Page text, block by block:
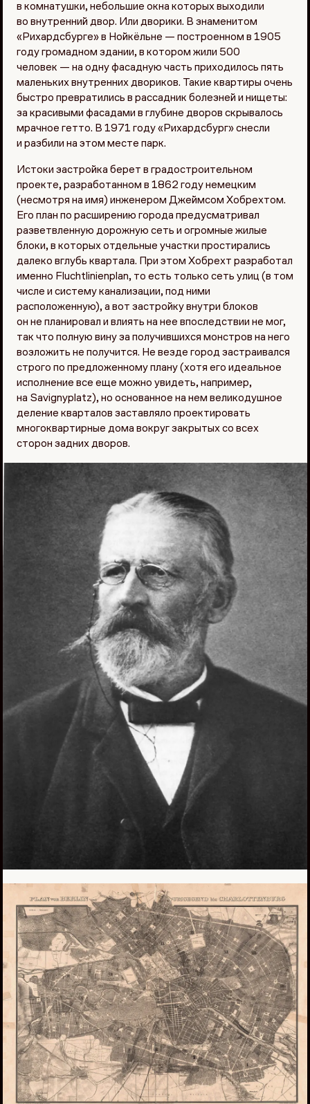
в комнатушки, небольшие окна которых выходили
во внутренний двор. Или дворики. В знаменитом
«Рихардсбурге» в Нойкёльне — построенном в 1905
году громадном здании, в котором жили 500
человек — на одну фасадную часть приходилось пять
маленьких внутренних двориков. Такие квартиры очень
быстро превратились в рассадник болезней и нищеты:
за красивыми фасадами в глубине дворов скрывалось
мрачное гетто. В 1971 году «Рихардсбург» снесли
и разбили на этом месте парк.
Истоки застройка берет в градостроительном
проекте, разработанном в 1862 году немецким
(несмотря на имя) инженером Джеймсом Хобрехтом.
Его план по расширению города предусматривал
разветвленную дорожную сеть и огромные жилые
блоки, в которых отдельные участки простирались
далеко вглубь квартала. При этом Хобрехт разработал
именно Fluchtlinienplan, то есть только сеть улиц (в том
числе и систему канализации, под ними
расположенную), а вот застройку внутри блоков
он не планировал и влиять на нее впоследствии не мог,
так что полную вину за получившихся монстров на него
возложить не получится. Не везде город застраивался
строго по предложенному плану (хотя его идеальное
исполнение все еще можно увидеть, например,
на Savignyplatz), но основанное на нем великодушное
деление кварталов заставляло проектировать
многоквартирные дома вокруг закрытых со всех
сторон задних дворов.